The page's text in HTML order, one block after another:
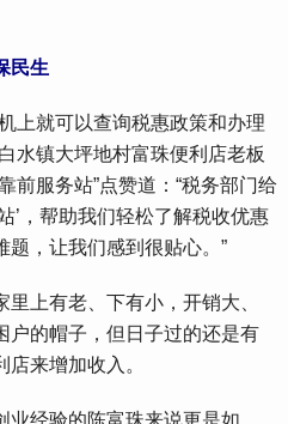
民生
就可以查询税惠政策和办理
水镇大坪地村富珠便利店老板
前服务站”点赞道：“税务部门给
’，帮助我们轻松了解税收优惠
题，让我们感到很贴心。”
上有老、下有小，开销大、
户的帽子，但日子过的还是有
来增加收入。